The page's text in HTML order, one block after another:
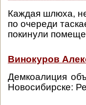
Каждая шлюха,
по очереди
покинули
Винокуров
Демкоалиция
Новосибирске: